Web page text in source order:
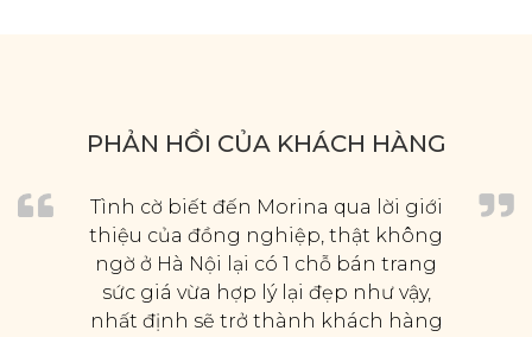
PHẢN HỒI CỦA KHÁCH HÀNG
Tình cờ biết đến Morina qua lời giới
thiệu của đồng nghiệp, thật không
ngờ ở Hà Nội lại có 1 chỗ bán trang
sức giá vừa hợp lý lại đẹp như vậy,
nhất định sẽ trở thành khách hàng